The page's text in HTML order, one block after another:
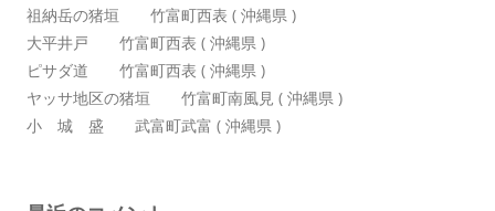
祖納岳の猪垣 竹富町西表 ( 沖縄県 )
大平井戸 竹富町西表 ( 沖縄県 )
ピサダ道 竹富町西表 ( 沖縄県 )
ヤッサ地区の猪垣 竹富町南風見 ( 沖縄県 )
小 城 盛 武富町武富 ( 沖縄県 )